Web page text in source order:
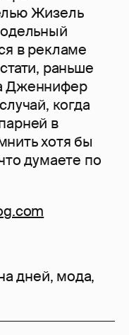
Жизель
в рекламе
раньше
Дженнифер
когда
в
хотя бы
думаете по
дней, мода,